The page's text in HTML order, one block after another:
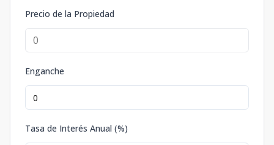
Precio de la Propiedad
Enganche
Tasa de Interés Anual (%)